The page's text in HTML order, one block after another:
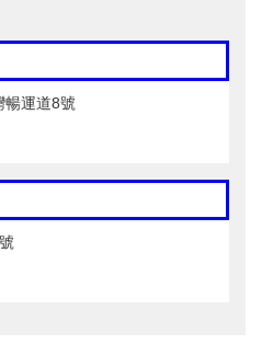
暢運道8號